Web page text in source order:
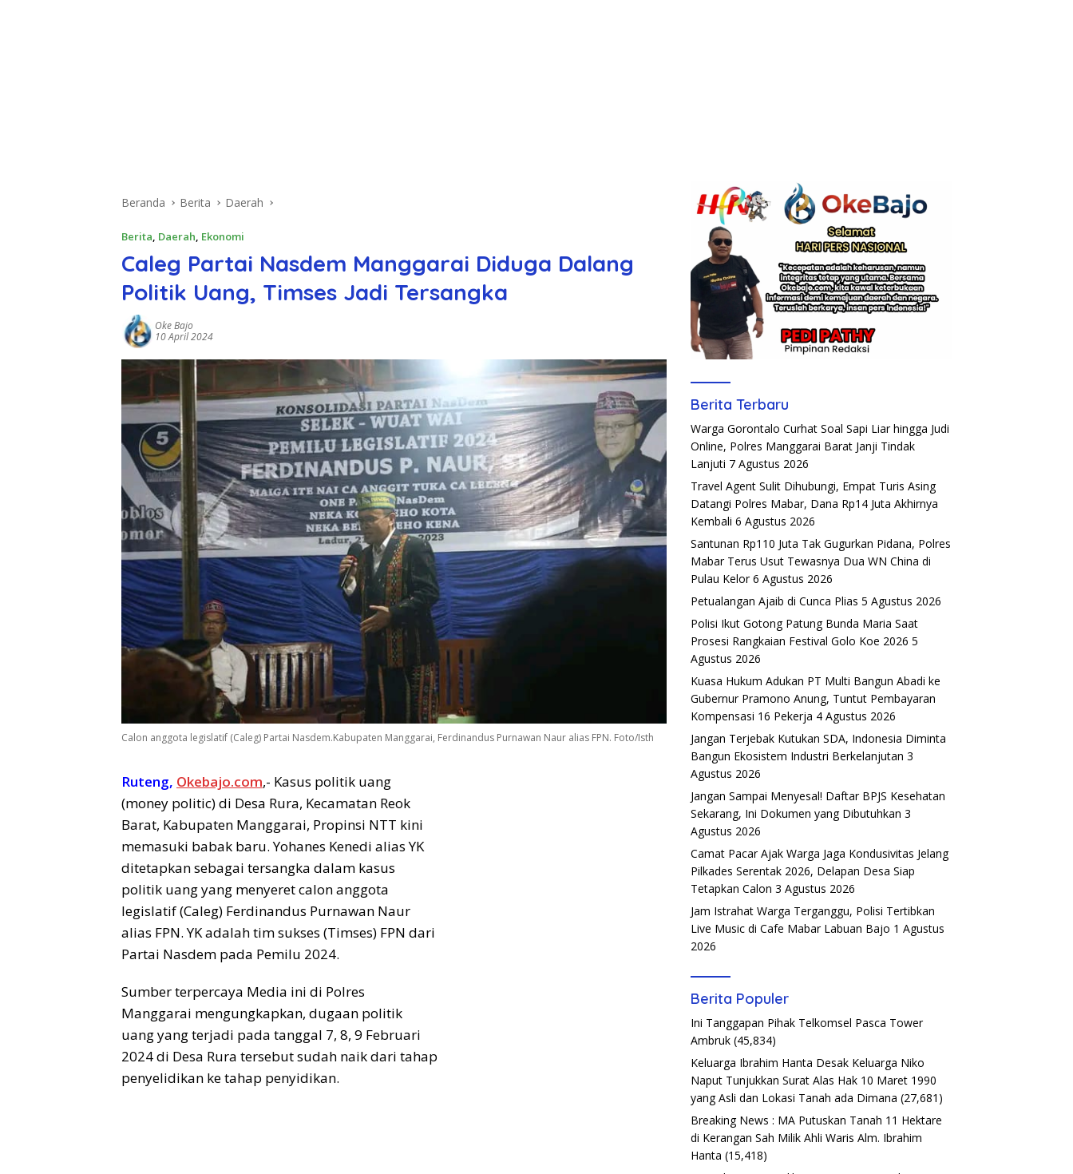
Beranda Berita Daerah
Berita, Daerah, Ekonomi
Caleg Partai Nasdem Manggarai Diduga Dalang
Politik Uang, Timses Jadi Tersangka
Oke Bajo
10 April 2024
Calon anggota legislatif (Caleg) Partai Nasdem.Kabupaten Manggarai, Ferdinandus Purnawan Naur alias FPN. Foto/Isth
Ruteng, Okebajo.com,- Kasus politik uang
(money politic) di Desa Rura, Kecamatan Reok
Barat, Kabupaten Manggarai, Propinsi NTT kini
memasuki babak baru. Yohanes Kenedi alias YK
ditetapkan sebagai tersangka dalam kasus
politik uang yang menyeret calon anggota
legislatif (Caleg) Ferdinandus Purnawan Naur
alias FPN. YK adalah tim sukses (Timses) FPN dari
Partai Nasdem pada Pemilu 2024.
Sumber terpercaya Media ini di Polres
Manggarai mengungkapkan, dugaan politik
uang yang terjadi pada tanggal 7, 8, 9 Februari
2024 di Desa Rura tersebut sudah naik dari tahap
penyelidikan ke tahap penyidikan.
Berita Terbaru
Warga Gorontalo Curhat Soal Sapi Liar hingga Judi
Online, Polres Manggarai Barat Janji Tindak
Lanjuti 7 Agustus 2026
Travel Agent Sulit Dihubungi, Empat Turis Asing
Datangi Polres Mabar, Dana Rp14 Juta Akhirnya
Kembali 6 Agustus 2026
Santunan Rp110 Juta Tak Gugurkan Pidana, Polres
Mabar Terus Usut Tewasnya Dua WN China di
Pulau Kelor 6 Agustus 2026
Petualangan Ajaib di Cunca Plias 5 Agustus 2026
Polisi Ikut Gotong Patung Bunda Maria Saat
Prosesi Rangkaian Festival Golo Koe 2026 5
Agustus 2026
Kuasa Hukum Adukan PT Multi Bangun Abadi ke
Gubernur Pramono Anung, Tuntut Pembayaran
Kompensasi 16 Pekerja 4 Agustus 2026
Jangan Terjebak Kutukan SDA, Indonesia Diminta
Bangun Ekosistem Industri Berkelanjutan 3
Agustus 2026
Jangan Sampai Menyesal! Daftar BPJS Kesehatan
Sekarang, Ini Dokumen yang Dibutuhkan 3
Agustus 2026
Camat Pacar Ajak Warga Jaga Kondusivitas Jelang
Pilkades Serentak 2026, Delapan Desa Siap
Tetapkan Calon 3 Agustus 2026
Jam Istrahat Warga Terganggu, Polisi Tertibkan
Live Music di Cafe Mabar Labuan Bajo 1 Agustus
2026
Berita Populer
Ini Tanggapan Pihak Telkomsel Pasca Tower
Ambruk (45,834)
Keluarga Ibrahim Hanta Desak Keluarga Niko
Naput Tunjukkan Surat Alas Hak 10 Maret 1990
yang Asli dan Lokasi Tanah ada Dimana (27,681)
Breaking News : MA Putuskan Tanah 11 Hektare
di Kerangan Sah Milik Ahli Waris Alm. Ibrahim
Hanta (15,418)